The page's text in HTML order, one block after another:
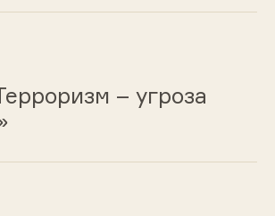
– угроза